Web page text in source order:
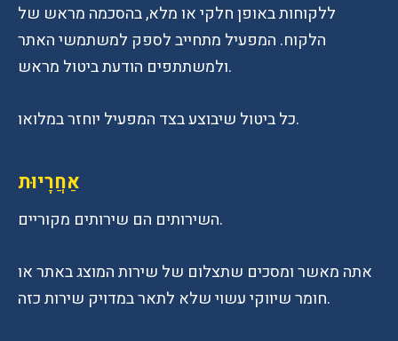
ללקוחות באופן חלקי או מלא, בהסכמה מראש של
הלקוח. המפעיל מתחייב לספק למשתמשי האתר
ולמשתתפים הודעת ביטול מראש.
כל ביטול שיבוצע בצד המפעיל יוחזר במלואו.
אַחֲרָיוּת
השירותים הם שירותים מקוריים.
אתה מאשר ומסכים שתצלום של שירות המוצג באתר או
חומר שיווקי עשוי שלא לתאר במדויק שירות כזה.